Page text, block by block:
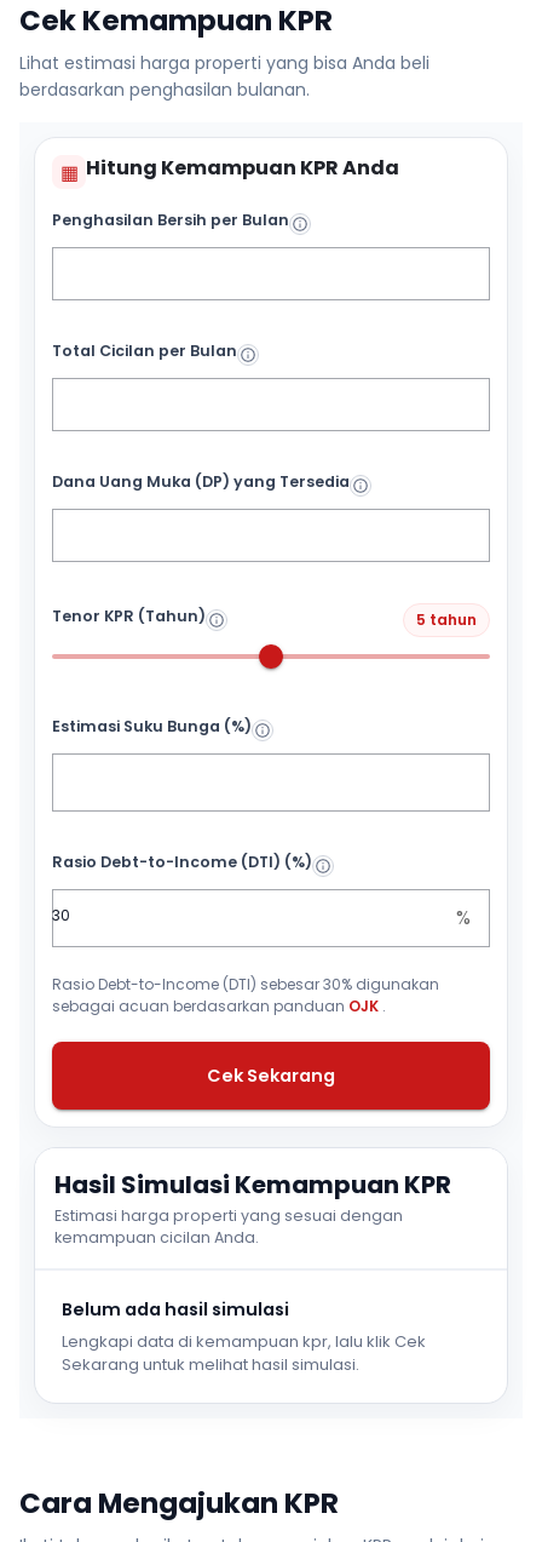
Cek Kemampuan KPR
Lihat estimasi harga properti yang bisa Anda beli
berdasarkan penghasilan bulanan.
▦ Hitung Kemampuan KPR Anda
Penghasilan Bersih per Bulan
Total Cicilan per Bulan
Dana Uang Muka (DP) yang Tersedia
Tenor KPR (Tahun) 5 tahun
Estimasi Suku Bunga (%)
Rasio Debt-to-Income (DTI) (%)
%
Rasio Debt-to-Income (DTI) sebesar 30% digunakan
sebagai acuan berdasarkan panduan OJK .
Cek Sekarang
Hasil Simulasi Kemampuan KPR
Estimasi harga properti yang sesuai dengan
kemampuan cicilan Anda.
Belum ada hasil simulasi
Lengkapi data di kemampuan kpr, lalu klik Cek
Sekarang untuk melihat hasil simulasi.
Cara Mengajukan KPR